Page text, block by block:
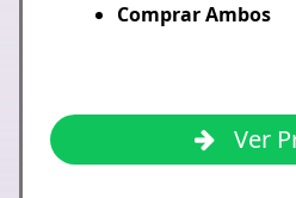
Comprar Ambos
Ver